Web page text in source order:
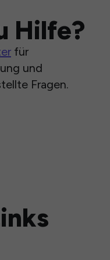
Hilfe?
für
und
Fragen.